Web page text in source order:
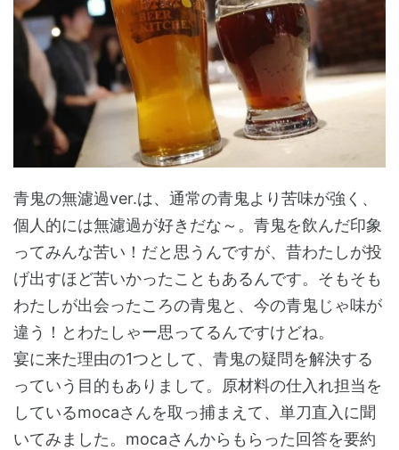
青鬼の無濾過ver.は、通常の青鬼より苦味が強く、
個人的には無濾過が好きだな～。青鬼を飲んだ印象
ってみんな苦い！だと思うんですが、昔わたしが投
げ出すほど苦いかったこともあるんです。そもそも
わたしが出会ったころの青鬼と、今の青鬼じゃ味が
違う！とわたしゃー思ってるんですけどね。
宴に来た理由の1つとして、青鬼の疑問を解決する
っていう目的もありまして。原材料の仕入れ担当を
しているmocaさんを取っ捕まえて、単刀直入に聞
いてみました。mocaさんからもらった回答を要約